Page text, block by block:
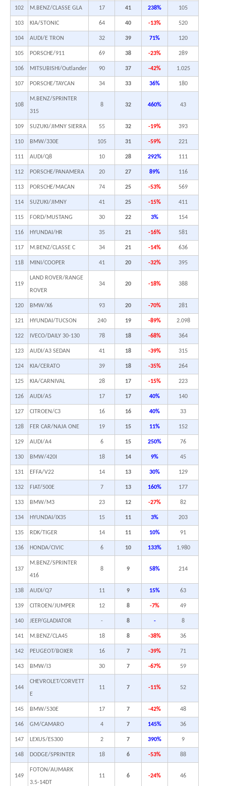
102 M.BENZ/CLASSE GLA 17 41 238% 105
103 KIA/STONIC 64 40 -13% 520
104 AUDI/E TRON 32 39 71% 120
105 PORSCHE/911 69 38 -23% 289
106 MITSUBISHI/Outlander 90 37 -42% 1.025
107 PORSCHE/TAYCAN 34 33 36% 180
108
M.BENZ/SPRINTER
315
8 32 460% 43
109 SUZUKI/JIMNY SIERRA 55 32 -19% 393
110 BMW/330E 105 31 -59% 221
111 AUDI/Q8 10 28 292% 111
112 PORSCHE/PANAMERA 20 27 89% 116
113 PORSCHE/MACAN 74 25 -53% 569
114 SUZUKI/JIMNY 41 25 -15% 411
115 FORD/MUSTANG 30 22 3% 154
116 HYUNDAI/HR 35 21 -16% 581
117 M.BENZ/CLASSE C 34 21 -14% 636
118 MINI/COOPER 41 20 -32% 395
119
LAND ROVER/RANGE
ROVER
34 20 -18% 388
120 BMW/X6 93 20 -70% 281
121 HYUNDAI/TUCSON 240 19 -89% 2.098
122 IVECO/DAILY 30-130 78 18 -68% 364
123 AUDI/A3 SEDAN 41 18 -39% 315
124 KIA/CERATO 39 18 -35% 264
125 KIA/CARNIVAL 28 17 -15% 223
126 AUDI/A5 17 17 40% 140
127 CITROEN/C3 16 16 40% 33
128 FER CAR/NAJA ONE 19 15 11% 152
129 AUDI/A4 6 15 250% 76
130 BMW/420I 18 14 9% 45
131 EFFA/V22 14 13 30% 129
132 FIAT/500E 7 13 160% 177
133 BMW/M3 23 12 -27% 82
134 HYUNDAI/IX35 15 11 3% 203
135 RDK/TIGER 14 11 10% 91
136 HONDA/CIVIC 6 10 133% 1.980
137
M.BENZ/SPRINTER
416
8 9 58% 214
138 AUDI/Q7 11 9 15% 63
139 CITROEN/JUMPER 12 8 -7% 49
140 JEEP/GLADIATOR - 8 - 8
141 M.BENZ/CLA45 18 8 -38% 36
142 PEUGEOT/BOXER 16 7 -39% 71
143 BMW/I3 30 7 -67% 59
144
CHEVROLET/CORVETT
E
11 7 -11% 52
145 BMW/530E 17 7 -42% 48
146 GM/CAMARO 4 7 145% 36
147 LEXUS/ES300 2 7 390% 9
148 DODGE/SPRINTER 18 6 -53% 88
149
FOTON/AUMARK
3.5-14DT
11 6 -24% 46